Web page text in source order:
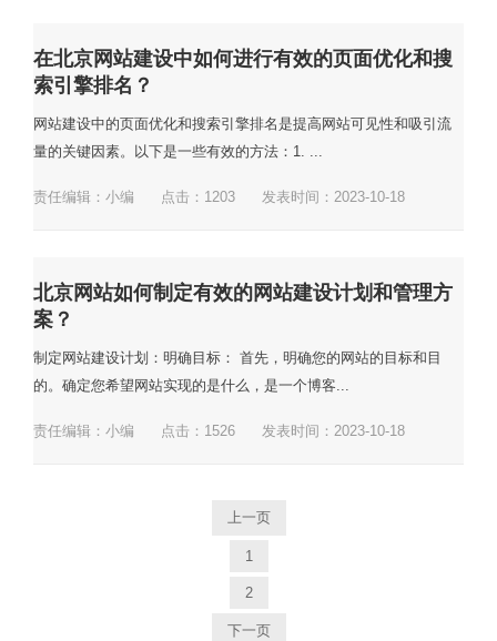
在北京网站建设中如何进行有效的页面优化和搜
索引擎排名？
网站建设中的页面优化和搜索引擎排名是提高网站可见性和吸引流
量的关键因素。以下是一些有效的方法：1. ...
责任编辑：小编 点击： 1203 发表时间：2023-10-18
北京网站如何制定有效的网站建设计划和管理方
案？
制定网站建设计划：明确目标： 首先，明确您的网站的目标和目
的。确定您希望网站实现的是什么，是一个博客...
责任编辑：小编 点击： 1526 发表时间：2023-10-18
上一页
1
2
下一页